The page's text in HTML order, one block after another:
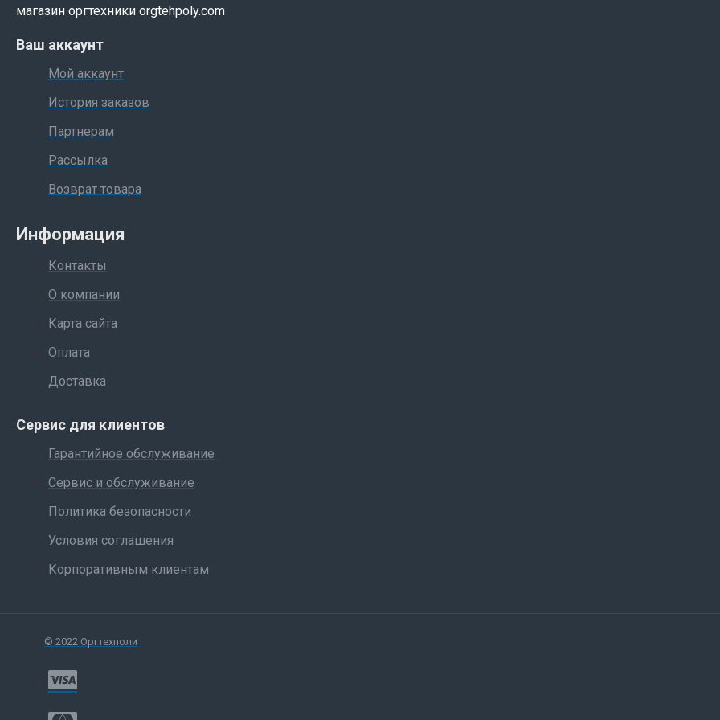
магазин оргтехники orgtehpoly.com
Ваш аккаунт
Мой аккаунт
История заказов
Партнерам
Рассылка
Возврат товара
Информация
Контакты
О компании
Карта сайта
Оплата
Доставка
Сервис для клиентов
Гарантийное обслуживание
Сервис и обслуживание
Политика безопасности
Условия соглашения
Корпоративным клиентам
© 2022 Оргтехполи